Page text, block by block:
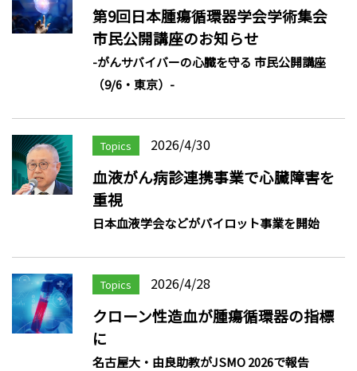
第9回日本腫瘍循環器学会学術集会
市民公開講座のお知らせ
-がんサバイバーの心臓を守る 市民公開講座
（9/6・東京）-
Topics 2026/4/30
血液がん病診連携事業で心臓障害を
重視
日本血液学会などがパイロット事業を開始
Topics 2026/4/28
クローン性造血が腫瘍循環器の指標
に
名古屋大・由良助教がJSMO 2026で報告